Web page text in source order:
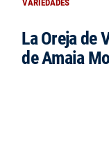
VARIEDADES
La Oreja de
de Amaia